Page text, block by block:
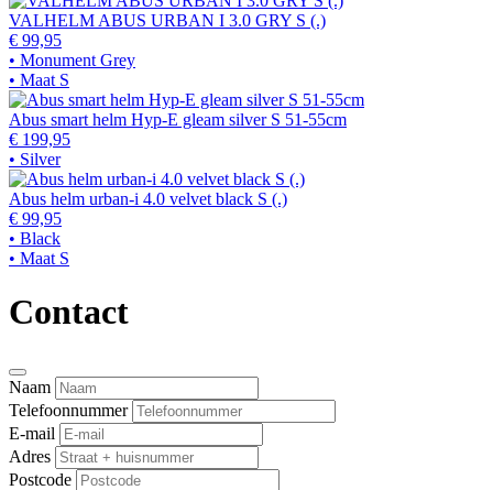
VALHELM ABUS URBAN I 3.0 GRY S (.)
€ 99,95
• Monument Grey
• Maat S
Abus smart helm Hyp-E gleam silver S 51-55cm
€ 199,95
• Silver
Abus helm urban-i 4.0 velvet black S (.)
€ 99,95
• Black
• Maat S
Contact
Naam
Telefoonnummer
E-mail
Adres
Postcode